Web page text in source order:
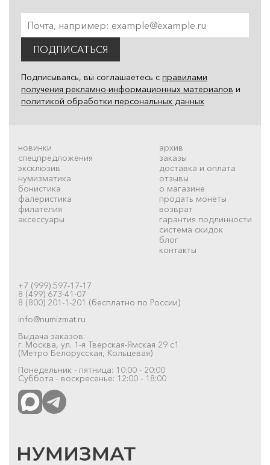
ПОДПИСАТЬСЯ
Подписываясь, вы соглашаетесь с правилами
получения рекламно-информационных материалов и
политикой обработки персональных данных
новинки
спецпредложения
эксклюзив
нумизматика
бонистика
фалеристика
филателия
аксессуары
архив
заказы
доставка и оплата
отзывы
о магазине
продать монеты
возврат
гарантия подлинности
система скидок
блог
контакты
+7 (999) 597-17-17
8 (499) 673-41-07
8 (800) 201-1-201 (бесплатно по России)
info@numizmat.ru
Выдача заказов:
г. Москва, ул. 1-я Тверская-Ямская 29 с1
(Метро Белорусская, Кольцевая)
Понедельник - пятница: 10:00 - 20:00
Суббота - воскресенье: 12:00 - 18:00